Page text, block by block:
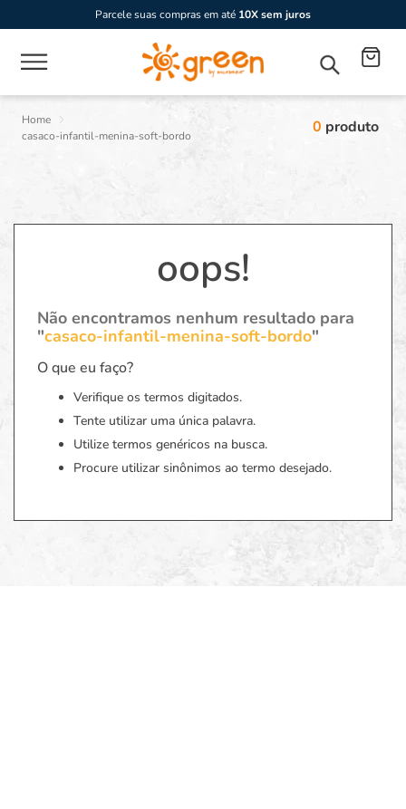
Parcele suas compras em até 10X sem juros
casaco-infantil-menina-soft-bordo 0 produto
oops!
Não encontramos nenhum resultado para
"casaco-infantil-menina-soft-bordo"
O que eu faço?
Verifique os termos digitados.
Tente utilizar uma única palavra.
Utilize termos genéricos na busca.
Procure utilizar sinônimos ao termo desejado.